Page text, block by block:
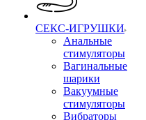
СЕКС-ИГРУШКИ
Анальные
стимуляторы
Вагинальные
шарики
Вакуумные
стимуляторы
Вибраторы